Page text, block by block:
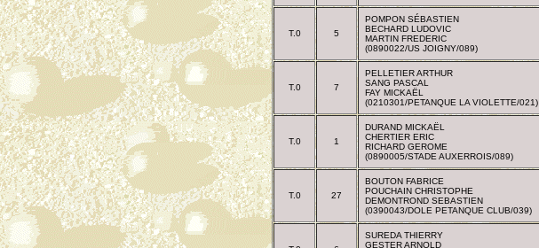
T.0 5
POMPON SÉBASTIEN
BECHARD LUDOVIC
MARTIN FREDERIC
(0890022/US JOIGNY/089)
T.0 7
PELLETIER ARTHUR
SANG PASCAL
FAY MICKAËL
(0210301/PETANQUE LA VIOLETTE/021)
T.0 1
DURAND MICKAËL
CHERTIER ERIC
RICHARD GEROME
(0890005/STADE AUXERROIS/089)
T.0 27
BOUTON FABRICE
POUCHAIN CHRISTOPHE
DEMONTROND SEBASTIEN
(0390043/DOLE PETANQUE CLUB/039)
SUREDA THIERRY
GESTER ARNOLD